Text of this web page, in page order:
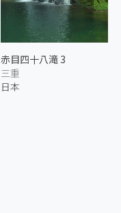
赤目四十八滝 3
三重
日本